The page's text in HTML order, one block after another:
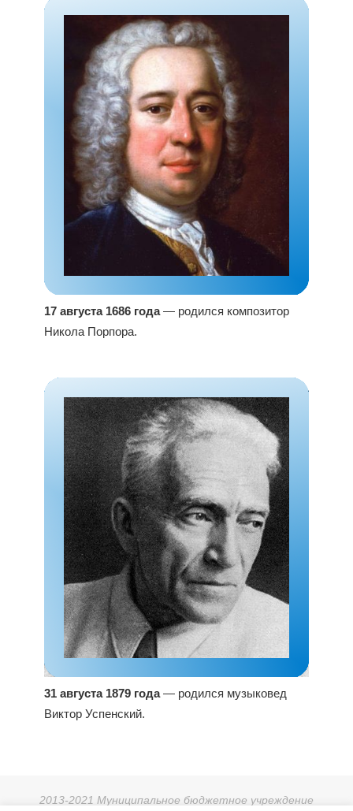
17 августа 1686 года— родился композитор
Никола Порпора.
31 августа 1879 года— родился музыковед
Виктор Успенский.
2013-2021 Муниципальное бюджетное учреждение